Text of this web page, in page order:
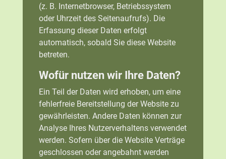
(z. B. Internetbrowser, Betriebssystem
oder Uhrzeit des Seitenaufrufs). Die
Erfassung dieser Daten erfolgt
automatisch, sobald Sie diese Website
betreten.
Wofür nutzen wir Ihre Daten?
Ein Teil der Daten wird erhoben, um eine
fehlerfreie Bereitstellung der Website zu
gewährleisten. Andere Daten können zur
Analyse Ihres Nutzerverhaltens verwendet
werden. Sofern über die Website Verträge
geschlossen oder angebahnt werden